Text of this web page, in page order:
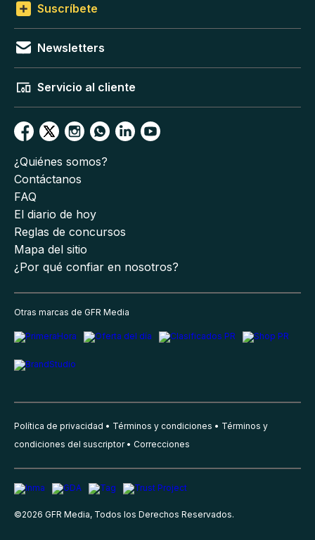
Suscríbete
Newsletters
Servicio al cliente
¿Quiénes somos?
Contáctanos
FAQ
El diario de hoy
Reglas de concursos
Mapa del sitio
¿Por qué confiar en nosotros?
Otras marcas de GFR Media
Política de privacidad Términos y condiciones
Términos y
condiciones del suscriptor
Correcciones
©2026 GFR Media, Todos los Derechos Reservados.